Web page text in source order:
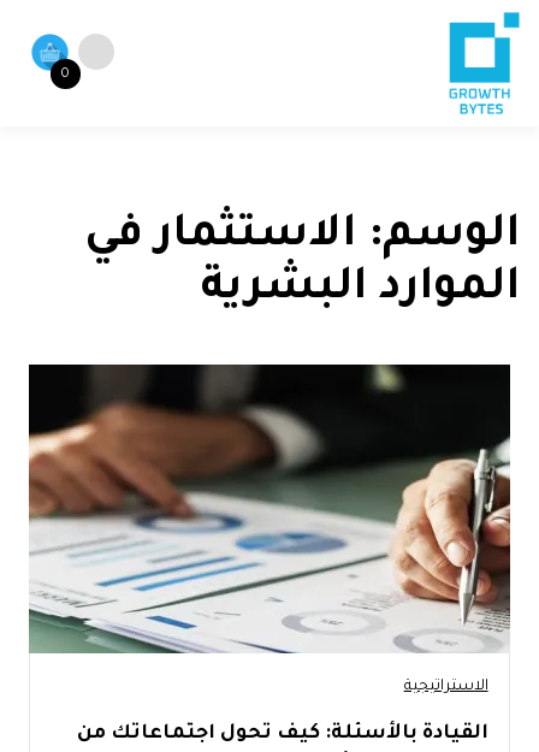
0
الوسم: الاستثمار في
الموارد البشرية
الاستراتيجية
القيادة بالأسئلة: كيف تحول اجتماعاتك من